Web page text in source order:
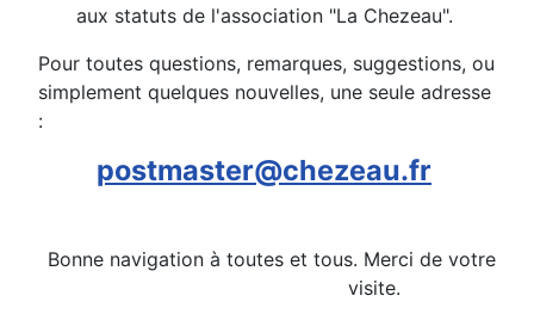
aux statuts de l'association "La Chezeau".
Pour toutes questions, remarques, suggestions, ou
simplement quelques nouvelles, une seule adresse
:
postmaster@chezeau.fr
Bonne navigation à toutes et tous. Merci de votre
visite.